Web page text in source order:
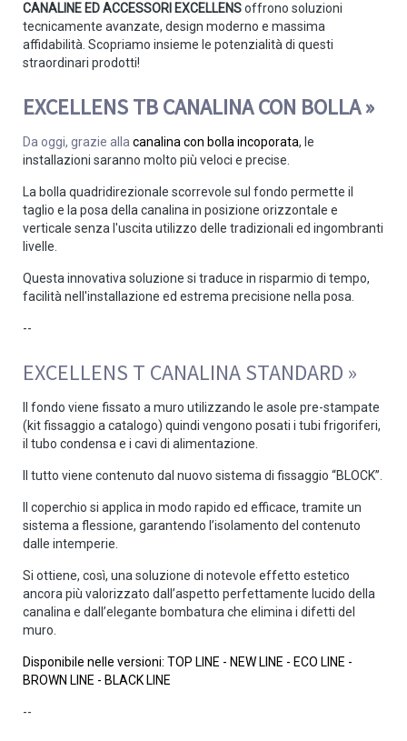
CANALINE ED ACCESSORI EXCELLENSoffrono soluzioni
tecnicamente avanzate, design moderno e massima
affidabilità. Scopriamo insieme le potenzialità di questi
straordinari prodotti!
EXCELLENS TB CANALINA CON BOLLA »
Da oggi, grazie alla canalina con bolla incoporata, le
installazioni saranno molto più veloci e precise.
La bolla quadridirezionale scorrevole sul fondo permette il
taglio e la posa della canalina in posizione orizzontale e
verticale senza l'uscita utilizzo delle tradizionali ed ingombranti
livelle.
Questa innovativa soluzione si traduce in risparmio di tempo,
facilità nell'installazione ed estrema precisione nella posa.
--
EXCELLENS T CANALINA STANDARD »
Il fondo viene fissato a muro utilizzando le asole pre-stampate
(kit fissaggio a catalogo) quindi vengono posati i tubi frigoriferi,
il tubo condensa e i cavi di alimentazione.
Il tutto viene contenuto dal nuovo sistema di fissaggio “BLOCK”.
Il coperchio si applica in modo rapido ed efficace, tramite un
sistema a flessione, garantendo l’isolamento del contenuto
dalle intemperie.
Si ottiene, così, una soluzione di notevole effetto estetico
ancora più valorizzato dall’aspetto perfettamente lucido della
canalina e dall’elegante bombatura che elimina i difetti del
muro.
Disponibile nelle versioni: TOP LINE - NEW LINE - ECO LINE -
BROWN LINE - BLACK LINE
--